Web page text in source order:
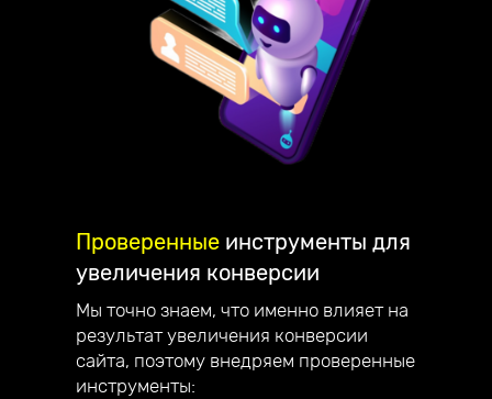
Проверенные инструменты для
увеличения конверсии
Мы точно знаем, что именно влияет на
результат увеличения конверсии
сайта, поэтому внедряем проверенные
инструменты: